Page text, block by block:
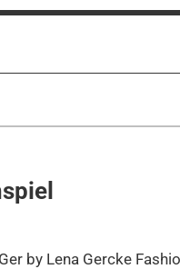
by Lena Gercke